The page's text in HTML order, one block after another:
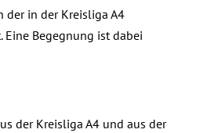
der in der Kreisliga A4
Begegnung ist dabei
der Kreisliga A4 und aus der